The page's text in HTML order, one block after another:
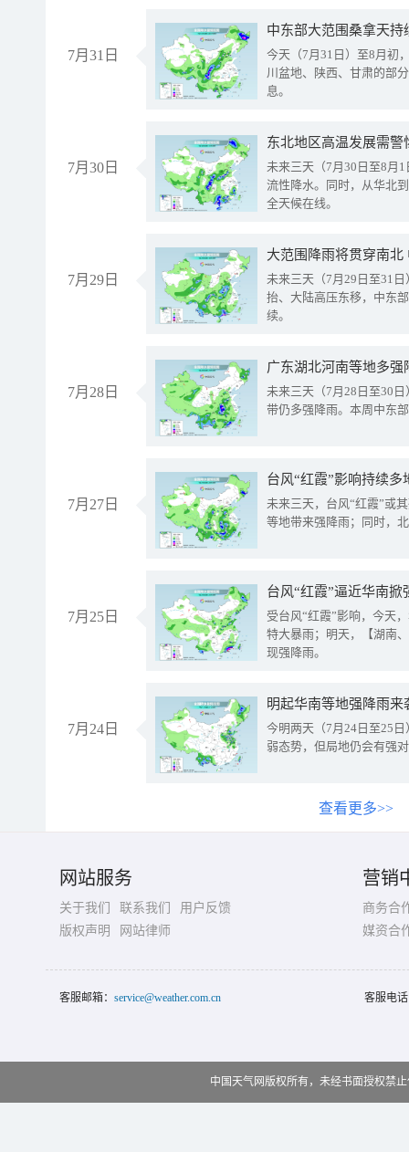
7月31日
中东部大范围桑拿天
今天（7月31日）至8月初
川盆地、陕西、甘肃的部
息。
7月30日
东北地区高温发展需
未来三天（7月30日至8月
流性降水。同时，从华北
全天候在线。
7月29日
大范围降雨将贯穿南
未来三天（7月29日至31
抬、大陆高压东移，中东
续。
7月28日
广东湖北河南等地多
未来三天（7月28日至30
带仍多强降雨。本周中东
7月27日
台风“红霞”影响持续
未来三天，台风“红霞”或
等地带来强降雨；同时，
7月25日
台风“红霞”逼近华南
受台风“红霞”影响，今天
特大暴雨；明天，【湖南
现强降雨。
7月24日
明起华南等地强降雨
今明两天（7月24日至25
弱态势，但局地仍会有强
查看更多>>
网站服务
关于我们 联系我们
用户反馈
版权声明
网站律师
营销
商务合
媒资合
客服邮箱： service@weather.com.cn 客服电
中国天气网版权所有，未经书面授权